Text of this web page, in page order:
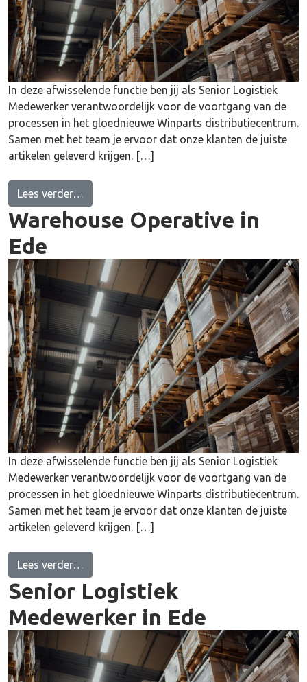
In deze afwisselende functie ben jij als Senior Logistiek
Medewerker verantwoordelijk voor de voortgang van de
processen in het gloednieuwe Winparts distributiecentrum.
Samen met het team je ervoor dat onze klanten de juiste
artikelen geleverd krijgen. […]
Lees verder…
Warehouse Operative in
Ede
In deze afwisselende functie ben jij als Senior Logistiek
Medewerker verantwoordelijk voor de voortgang van de
processen in het gloednieuwe Winparts distributiecentrum.
Samen met het team je ervoor dat onze klanten de juiste
artikelen geleverd krijgen. […]
Lees verder…
Senior Logistiek
Medewerker in Ede